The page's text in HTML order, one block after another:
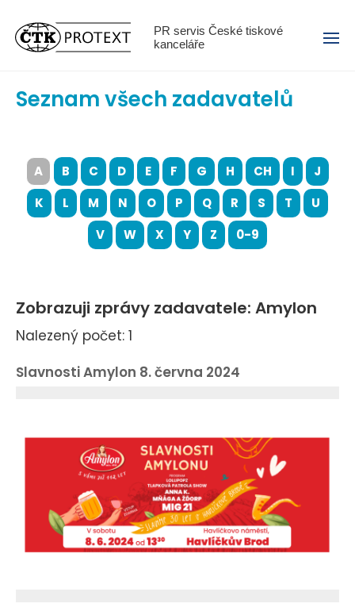
PR servis České tiskové
kanceláře
Menu
Seznam všech zadavatelů
A B C D E F G H CH I
J
K
L M N O P Q R S T
U
V
W X Y Z 0-9
Zobrazuji zprávy zadavatele: Amylon
Nalezený počet: 1
Slavnosti Amylon 8. června 2024